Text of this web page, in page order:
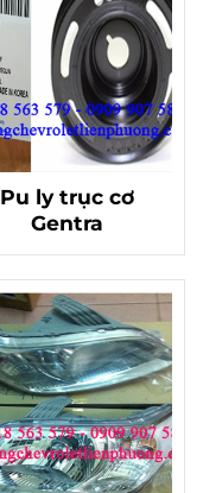
Pu ly trục cơ
Gentra